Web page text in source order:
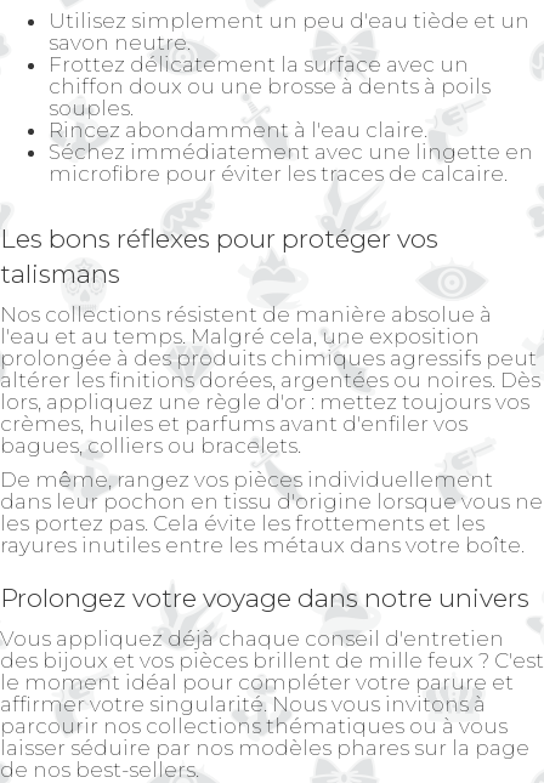
Utilisez simplement un peu d'eau tiède et un
savon neutre.
Frottez délicatement la surface avec un
chiffon doux ou une brosse à dents à poils
souples.
Rincez abondamment à l'eau claire.
Séchez immédiatement avec une lingette en
microfibre pour éviter les traces de calcaire.
Les bons réflexes pour protéger vos
talismans
Nos collections résistent de manière absolue à
l'eau et au temps. Malgré cela, une exposition
prolongée à des produits chimiques agressifs peut
altérer les finitions dorées, argentées ou noires. Dès
lors, appliquez une règle d'or : mettez toujours vos
crèmes, huiles et parfums avant d'enfiler vos
bagues, colliers ou bracelets.
De même, rangez vos pièces individuellement
dans leur pochon en tissu d'origine lorsque vous ne
les portez pas. Cela évite les frottements et les
rayures inutiles entre les métaux dans votre boîte.
Prolongez votre voyage dans notre univers
Vous appliquez déjà chaque conseil d'entretien
des bijoux et vos pièces brillent de mille feux ? C'est
le moment idéal pour compléter votre parure et
affirmer votre singularité. Nous vous invitons à
parcourir nos collections thématiques ou à vous
laisser séduire par nos modèles phares sur la page
de nos best-sellers.